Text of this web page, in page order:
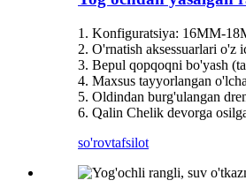
1. Konfiguratsiya: 16MM-
2. O'rnatish aksessuarlari
3. Bepul qopqoqni bo'yash
4. Maxsus tayyorlangan
5. Oldindan burg'ulangan
6. Qalin Chelik devorga
so'rovtafsilot